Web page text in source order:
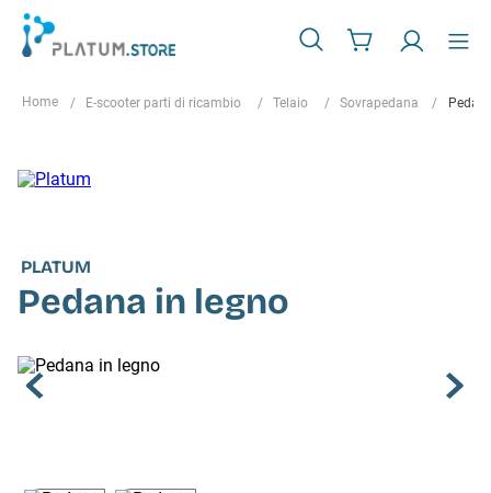
E-scooter parti di ricambio Telaio Sovrapedana
PLATUM
Pedana in legno